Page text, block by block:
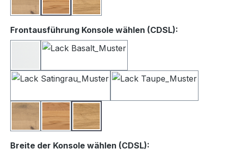
BalkeneicheKernbucheWildeiche
Frontausführung Konsole wählen (CDSL):
BalkeneicheKernbucheWildeiche
Breite der Konsole wählen (CDSL):